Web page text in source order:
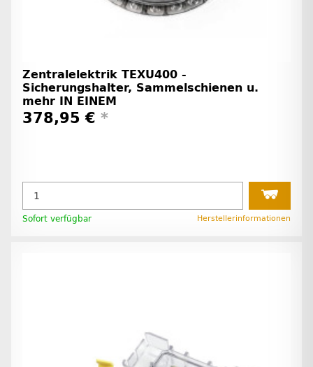
Zentralelektrik TEXU400 -
Sicherungshalter, Sammelschienen u.
mehr IN EINEM
378,95 € *
Sofort verfügbar Herstellerinformationen